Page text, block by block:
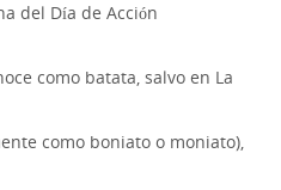
del Día de Acción
como batata, salvo en La
como boniato o moniato),